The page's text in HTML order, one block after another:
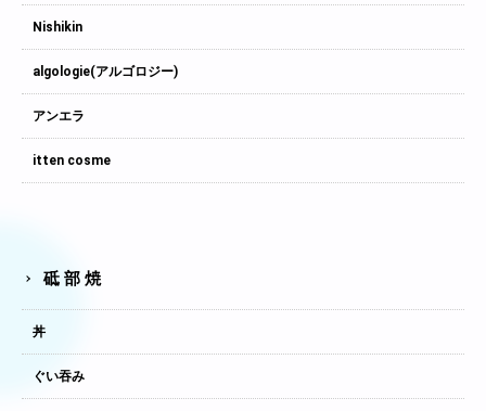
Nishikin
algologie(アルゴロジー)
アンエラ
itten cosme
砥部焼
丼
ぐい吞み